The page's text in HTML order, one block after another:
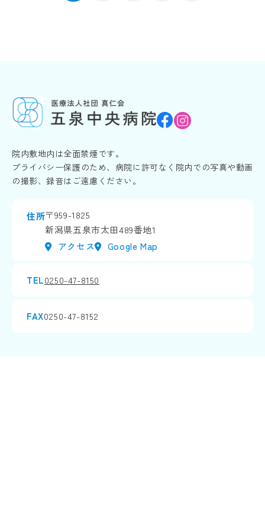
院内敷地内は全面禁煙です。
プライバシー保護のため、病院に許可なく院内での写真や動画
の撮影、録音はご遠慮ください。
住所〒959-1825
新潟県五泉市太田489番地1
アクセス
Google Map
TEL0250-47-8150
FAX0250-47-8152